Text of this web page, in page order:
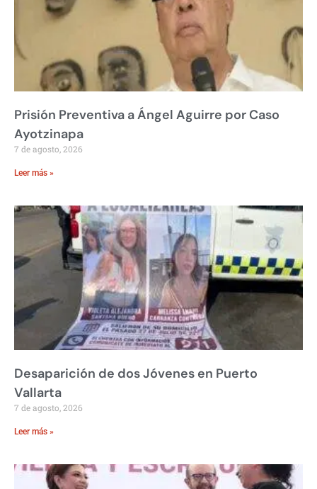
Prisión Preventiva a Ángel Aguirre por Caso
Ayotzinapa
7 de agosto, 2026
Leer más »
Desaparición de dos Jóvenes en Puerto
Vallarta
7 de agosto, 2026
Leer más »